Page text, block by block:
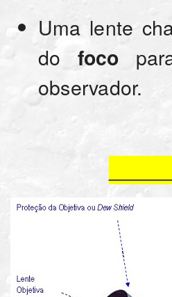
Uma lente
do foco
observador.